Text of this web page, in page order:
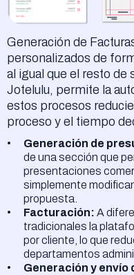
Generación de
personalizados de
al igual que el resto de
Jotelulu, permite la
estos procesos
proceso y el tiempo
Generación de
de una sección que
presentaciones
simplemente
propuesta.
Facturación: A
tradicionales la
por cliente, lo que
departamentos
Generación y envío